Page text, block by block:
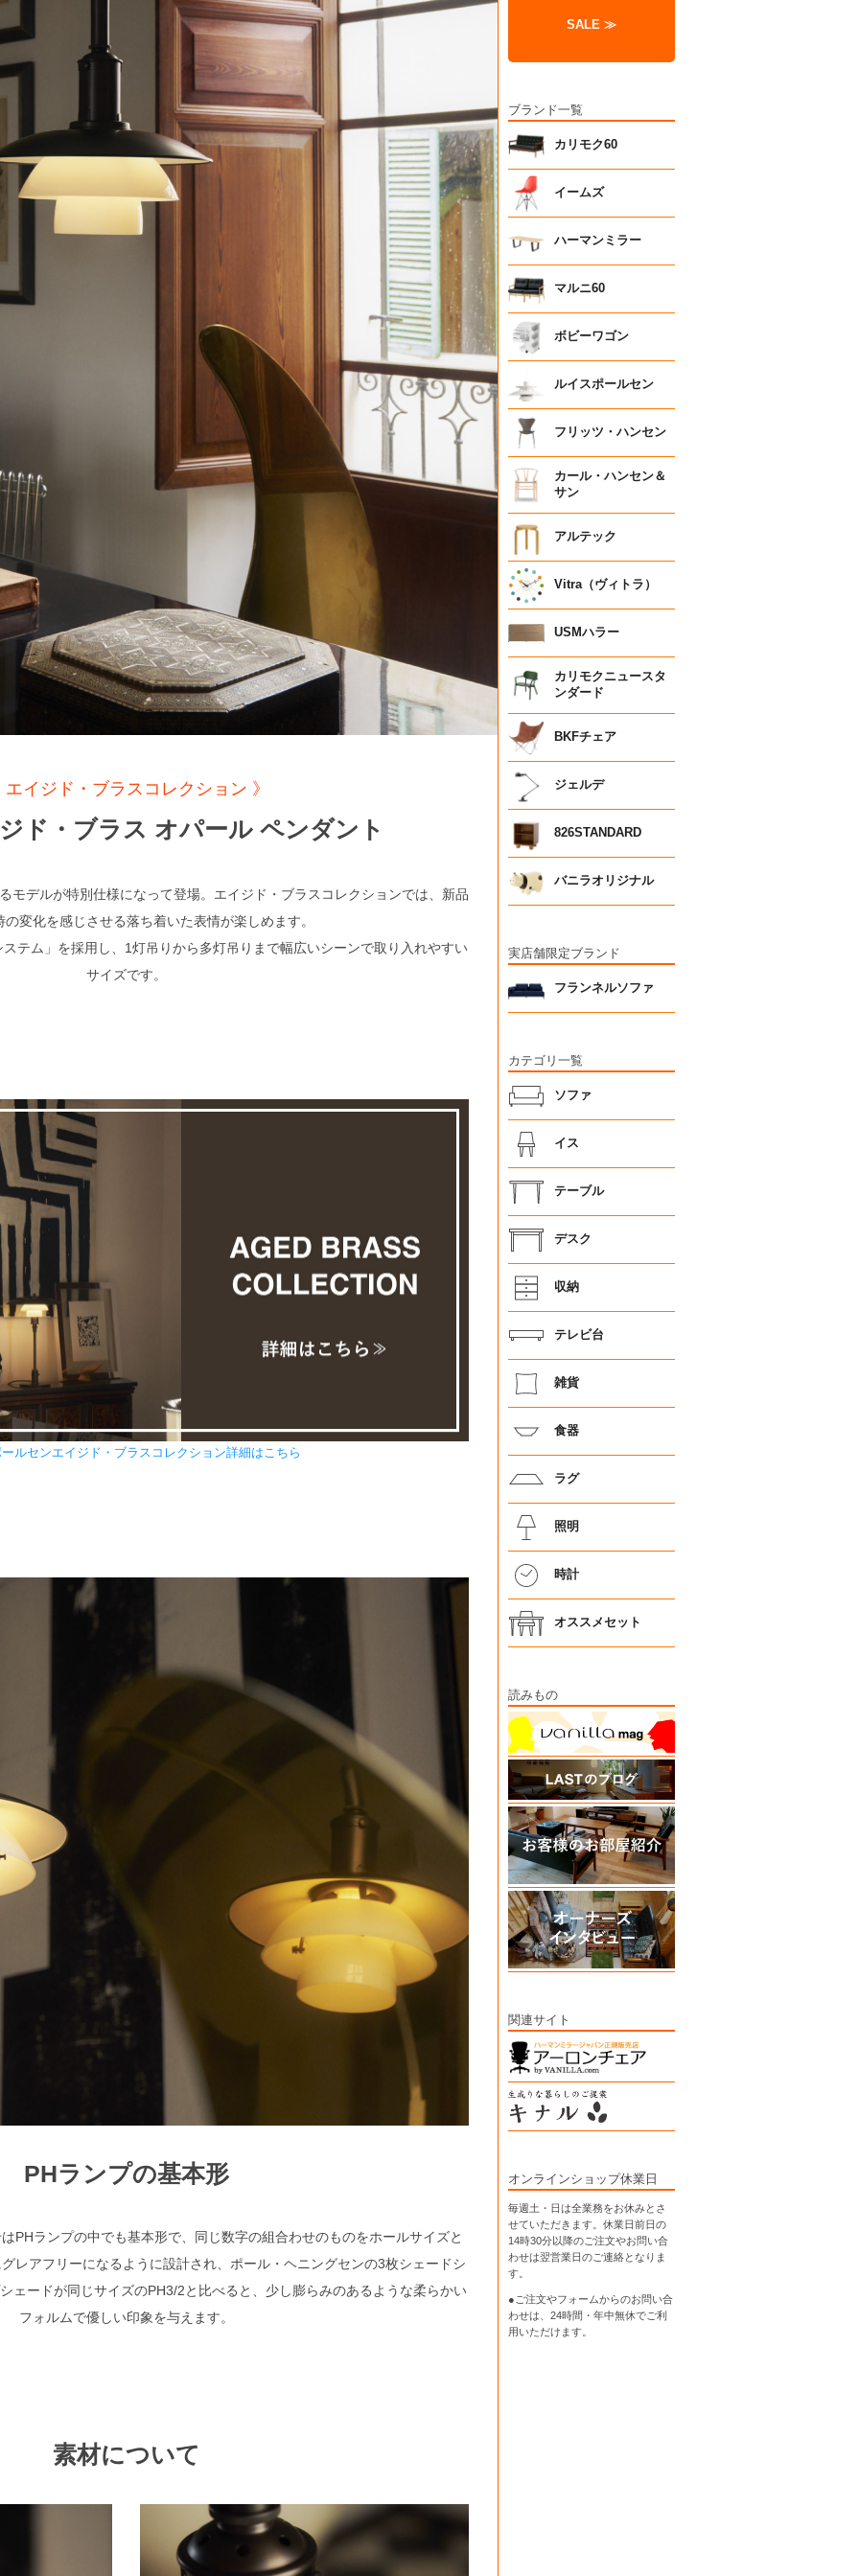
エイジド・ブラスコレクション 》
ド・ブラス オパール ペンダント
モデルが特別仕様になって登場。エイジド・ブラスコレクションでは、新品
の変化を感じさせる落ち着いた表情が楽しめます。
テム」を採用し、1灯吊りから多灯吊りまで幅広いシーンで取り入れやすい
サイズです。
ルセンエイジド・ブラスコレクション詳細はこちら
PHランプの基本形
PHランプの中でも基本形で、同じ数字の組合わせのものをホールサイズと
レアフリーになるように設計され、ポール・ヘニングセンの3枚シェードシ
ェードが同じサイズのPH3/2と比べると、少し膨らみのあるような柔らかい
フォルムで優しい印象を与えます。
素材について
SALE ≫
ブランド一覧
カリモク60
イームズ
ハーマンミラー
マルニ60
ボビーワゴン
ルイスポールセン
フリッツ・ハンセン
カール・ハンセン＆
サン
アルテック
Vitra（ヴィトラ）
USMハラー
カリモクニュースタ
ンダード
BKFチェア
ジェルデ
826STANDARD
バニラオリジナル
実店舗限定ブランド
フランネルソファ
カテゴリ一覧
ソファ
イス
テーブル
デスク
収納
テレビ台
雑貨
食器
ラグ
照明
時計
オススメセット
読みもの
関連サイト
オンラインショップ休業日
毎週土・日は全業務をお休みとさ
せていただきます。休業日前日の
14時30分以降のご注文やお問い合
わせは翌営業日のご連絡となりま
す。
●ご注文やフォームからのお問い合
わせは、 24時間・年中無休でご利
用いただけます。